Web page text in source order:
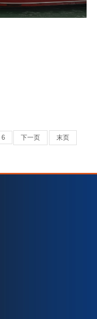
6 下一页 末页